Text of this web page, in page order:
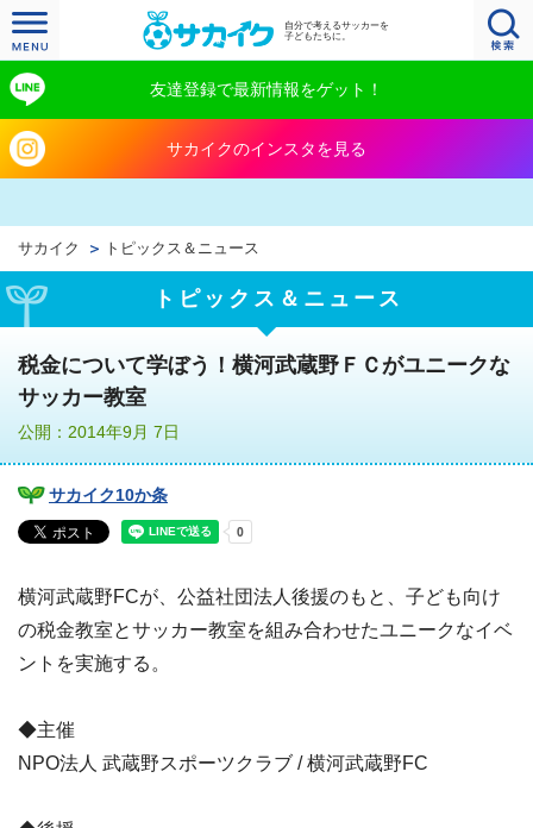
自分で考えるサッカーを
子どもたちに。
友達登録で最新情報をゲット！
サカイクのインスタを見る
サカイク トピックス＆ニュース
トピックス＆ニュース
税金について学ぼう！横河武蔵野ＦＣがユニークな
サッカー教室
公開：2014年9月 7日
サカイク10か条
横河武蔵野FCが、公益社団法人後援のもと、子ども向け
の税金教室とサッカー教室を組み合わせたユニークなイベ
ントを実施する。
◆主催
NPO法人 武蔵野スポーツクラブ / 横河武蔵野FC